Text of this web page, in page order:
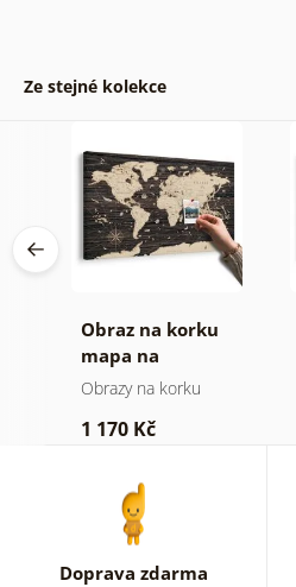
Ze stejné kolekce
Obraz na korku
mapa na
dřevěném pozadí
Obrazy na korku
1 170 Kč
Doprava zdarma